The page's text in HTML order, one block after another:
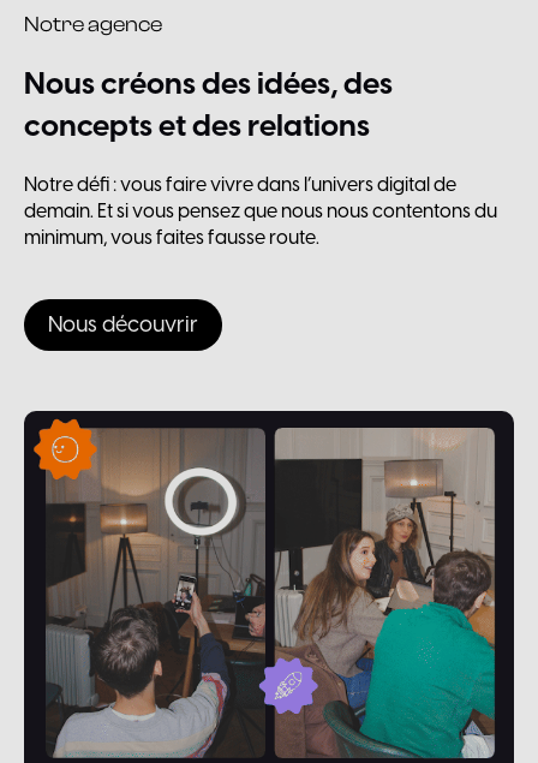
Notre agence
Nouscréonsdesidées,des
conceptsetdesrelations
Notre défi : vous faire vivre dans l’univers digital de
demain. Et si vous pensez que nous nous contentons du
minimum, vous faites fausse route.
Nous découvrir